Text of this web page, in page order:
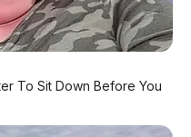
Listrik Premium
Rp660 Juta
To Sit Down Before You